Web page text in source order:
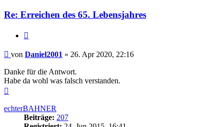
Re: Erreichen des 65. Lebensjahres
Beitrag
von Daniel2001 » 26. Apr 2020, 22:16
Danke für die Antwort.
Habe da wohl was falsch verstanden.
echterBAHNER
Beiträge: 207